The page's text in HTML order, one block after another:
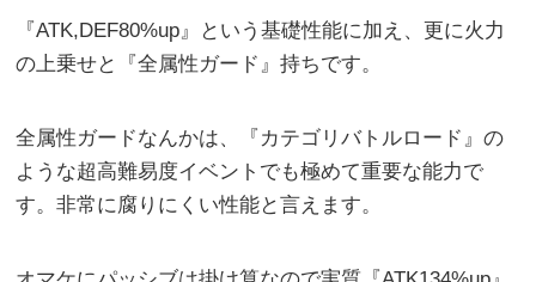
『ATK,DEF80%up』という基礎性能に加え、更に火力
の上乗せと『全属性ガード』持ちです。
全属性ガードなんかは、『カテゴリバトルロード』の
ような超高難易度イベントでも極めて重要な能力で
す。非常に腐りにくい性能と言えます。